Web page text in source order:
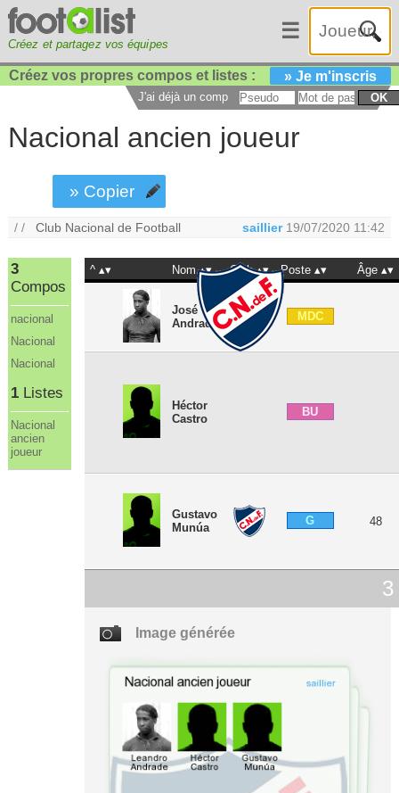
Créez et partagez vos équipes
☰
Créez vos propres compos et listes : » Je m'inscris
J'ai déjà un compte : OK
Nacional ancien joueur
» Copier
/ /Club Nacional de Football saillier 19/07/2020 11:42
3
Compos
nacional
Nacional
Nacional
1Listes
Nacional
ancien
joueur
^ Nom Club Poste Âge
José
Andrade
MDC
Héctor
Castro
BU
Gustavo
Munúa
G 48
3
Image générée